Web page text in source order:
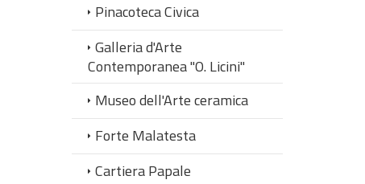
Pinacoteca Civica
Galleria d'Arte
Contemporanea "O. Licini"
Museo dell'Arte ceramica
Forte Malatesta
Cartiera Papale